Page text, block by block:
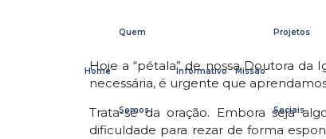
Home
Quem
Somos
Informativo Missão
Projetos
Sociais
Hoje a “pétala” de nossa Doutora
necessária, é urgente que
Trata-se da oração. Embora seja
dificuldade para rezar de forma